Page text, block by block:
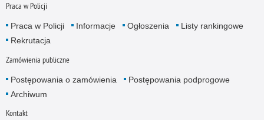
Praca w Policji
Praca w Policji Informacje Ogłoszenia
Listy rankingowe
Rekrutacja
Zamówienia publiczne
Postępowania o zamówienia
Postępowania podprogowe
Archiwum
Kontakt